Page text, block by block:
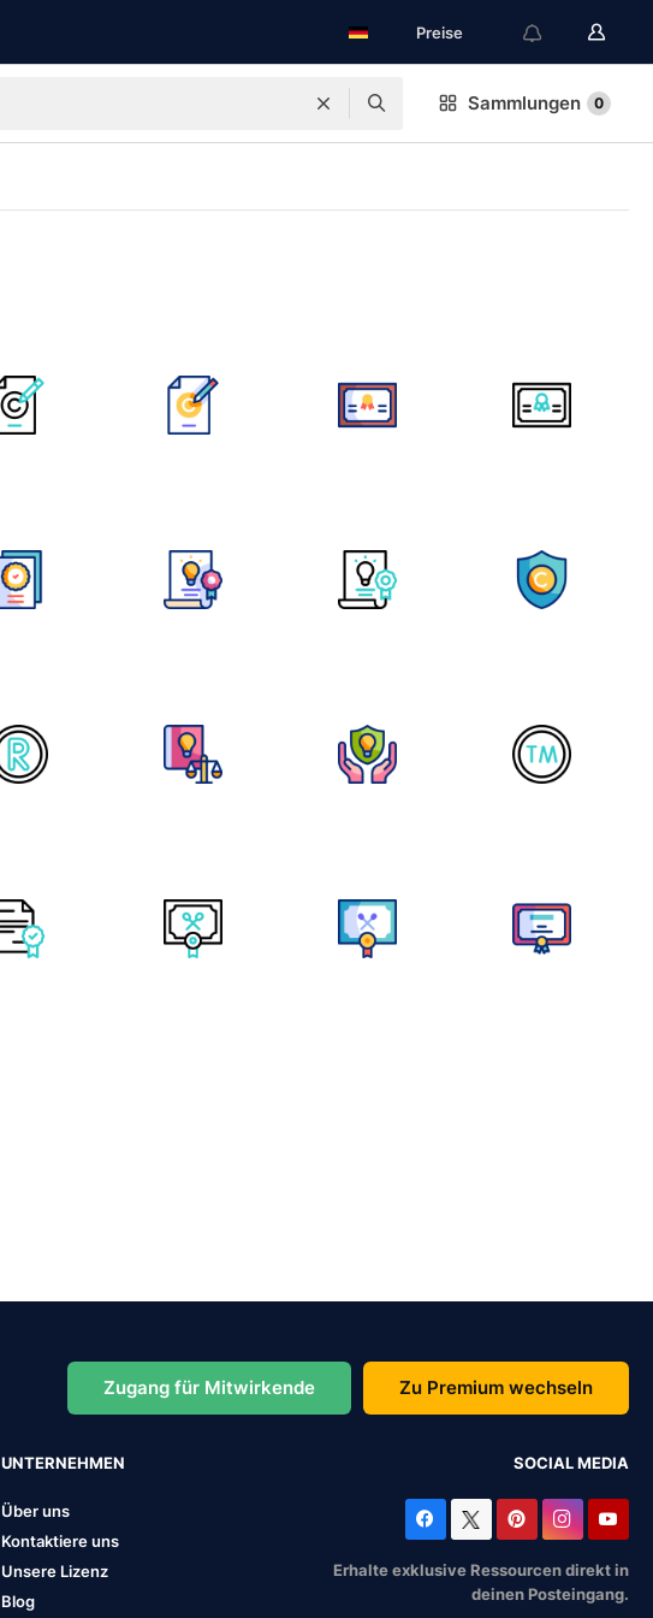
Preise
Sammlungen 0
Zugang für Mitwirkende Zu Premium wechseln
UNTERNEHMEN
Über uns
Kontaktiere uns
Unsere Lizenz
Blog
SOCIAL MEDIA
Erhalte exklusive Ressourcen direkt in
deinen Posteingang.